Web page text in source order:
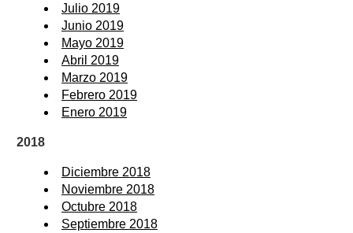
Julio 2019
Junio 2019
Mayo 2019
Abril 2019
Marzo 2019
Febrero 2019
Enero 2019
2018
Diciembre 2018
Noviembre 2018
Octubre 2018
Septiembre 2018